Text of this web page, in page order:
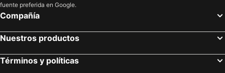
fuente preferida en Google.
Compañía
Nuestros productos
Términos y políticas